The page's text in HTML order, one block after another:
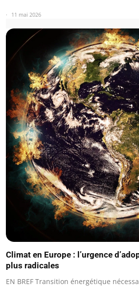
11 mai 2026
Climat en Europe : l’urgence
plus radicales
EN BREF Transition énergétique